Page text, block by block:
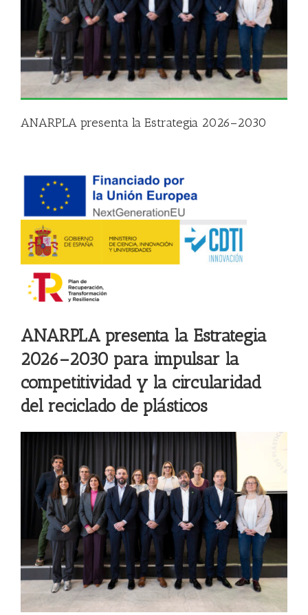
ANARPLA presenta la Estrategia 2026–2030
ANARPLA presenta la Estrategia
2026–2030 para impulsar la
competitividad y la circularidad
del reciclado de plásticos